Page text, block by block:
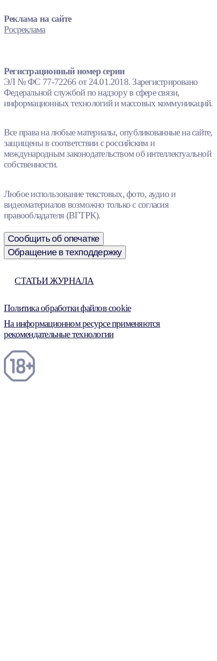
Реклама на сайте
Росреклама
Регистрационный номер серии
ЭЛ № ФС 77-72266 от 24.01.2018. Зарегистрировано
Федеральной службой по надзору в сфере связи,
информационных технологий и массовых коммуникаций.
Все права на любые материалы, опубликованные на сайте,
защищены в соответствии с российским и
международным законодательством об интеллектуальной
собственности.
Любое использование текстовых, фото, аудио и
видеоматериалов возможно только с согласия
правообладателя (ВГТРК).
Сообщить об опечатке
Обращение в техподдержку
СТАТЬИ ЖУРНАЛА
Политика обработки файлов cookie
На информационном ресурсе применяются
рекомендательные технологии